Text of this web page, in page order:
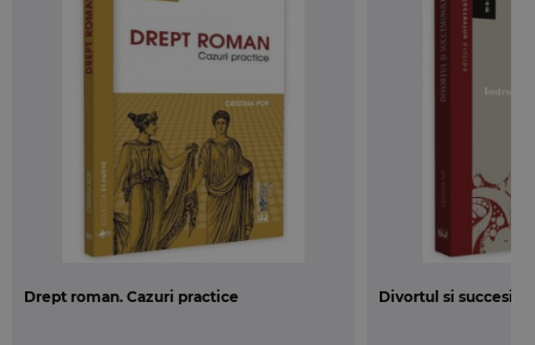
Sistematizarea materiei pe seminarii, Aspecte
importante din istoria Romei, Cronologie juridica si
institutionala a Romei, Dictionar de termeni juridici
latini , Subiecte propuse la examen – caietul de
seminarii vine in sprijinul informatiilor pe care
studentii le primesc in timpul cursului de drept
roman, fiind o baza teoretica minimala in acest
Drept roman. Cazuri practice Divortul si